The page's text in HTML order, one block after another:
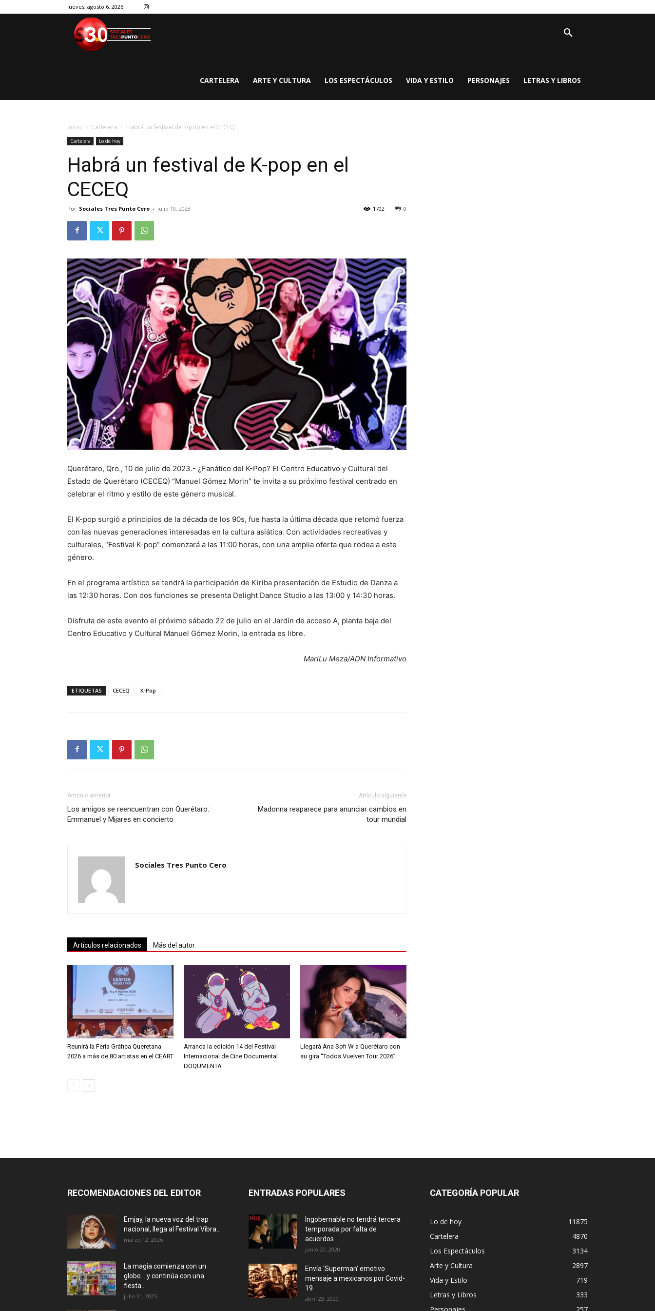
jueves, agosto 6, 2026
CARTELERA ARTE Y CULTURA LOS ESPECTÁCULOS VIDA Y ESTILO PERSONAJES LETRAS Y LIBROS
Inicio Cartelera Habrá un festival de K-pop en el CECEQ
Cartelera Lo de hoy
Habrá un festival de K-pop en el
CECEQ
Por Sociales Tres Punto Cero - julio 10, 2023 0
1702
Querétaro, Qro., 10 de julio de 2023.- ¿Fanático del K-Pop? El Centro Educativo y Cultural del
Estado de Querétaro (CECEQ) “Manuel Gómez Morin” te invita a su próximo festival centrado en
celebrar el ritmo y estilo de este género musical.
El K-pop surgió a principios de la década de los 90s, fue hasta la última década que retomó fuerza
con las nuevas generaciones interesadas en la cultura asiática. Con actividades recreativas y
culturales, “Festival K-pop” comenzará a las 11:00 horas, con una amplia oferta que rodea a este
género.
En el programa artístico se tendrá la participación de Kiriba presentación de Estudio de Danza a
las 12:30 horas. Con dos funciones se presenta Delight Dance Studio a las 13:00 y 14:30 horas.
Disfruta de este evento el próximo sábado 22 de julio en el Jardín de acceso A, planta baja del
Centro Educativo y Cultural Manuel Gómez Morin, la entrada es libre.
MariLu Meza/ADN Informativo
ETIQUETAS CECEQ K-Pop
Artículo anterior
Los amigos se reencuentran con Querétaro:
Emmanuel y Mijares en concierto
Artículo siguiente
Madonna reaparece para anunciar cambios en
tour mundial
Sociales Tres Punto Cero
Artículos relacionados Más del autor
Reunirá la Feria Gráfica Queretana
2026 a más de 80 artistas en el CEART
Arranca la edición 14 del Festival
Internacional de Cine Documental
DOQUMENTA
Llegará Ana Sofi W a Querétaro con
su gira “Todos Vuelven Tour 2026”
RECOMENDACIONES DEL EDITOR
Emjay, la nueva voz del trap
nacional, llega al Festival Vibra...
marzo 12, 2026
La magia comienza con un
globo… y continúa con una
fiesta...
julio 31, 2025
ENTRADAS POPULARES
Ingobernable no tendrá tercera
temporada por falta de
acuerdos
junio 20, 2020
Envía ‘Superman’ emotivo
mensaje a mexicanos por Covid-
19
abril 23, 2020
CATEGORÍA POPULAR
Lo de hoy
11875
Cartelera
4870
Los Espectáculos
3134
Arte y Cultura
2897
Vida y Estilo
719
Letras y Libros
333